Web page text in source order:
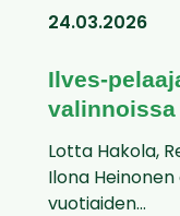
24.03.2026
Ilves-
valinnoissa
Lotta Hakola,
Ilona
vuotiaiden...